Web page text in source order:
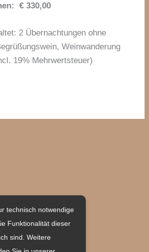
€ 330,00
2 Übernachtungen ohne
Weinwanderung
19% Mehrwertsteuer)
Hauptstraße 55
Flonheim/Uffhofen
technisch notwendige
Funktionalität dieser
sind. Weitere